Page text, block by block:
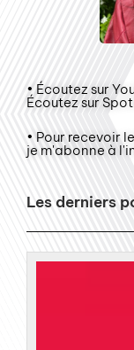
• Écoutez sur
Écoutez sur
• Pour recevoir
je m'abonne à
Les derniers